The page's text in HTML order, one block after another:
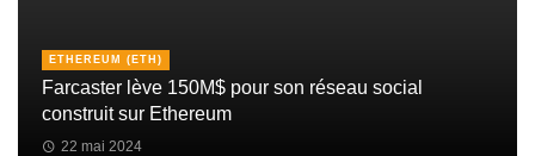
ETHEREUM (ETH)
Farcaster lève 150M$ pour son réseau social
construit sur Ethereum
22 mai 2024